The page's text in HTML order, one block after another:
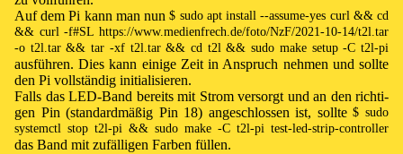
Auf demPi kann man nun$ sudo apt install --assume-yes curl && cd
&& curl -f#SL https://www.medienfrech.de/foto/NzF/2021-10-14/t2l.tar
-o t2l.tar && tar -xf t2l.tar && cd t2l && sudo make setup -C t2l-pi
aus­füh­ren. Dies kann ei­ni­ge Zeit in An­spruch neh­men und soll­te
den Pi voll­stän­dig ini­ti­a­li­sie­ren.
Falls das LED-Band be­reits mit Strom ver­sorgt und an den rich­ti­
gen Pin (stan­dard­mä­ßig Pin 18) an­ge­schlos­sen ist, soll­te$ sudo
systemctl stop t2l-pi && sudo make -C t2l-pi test-led-strip-controller
das Band mit zu­fäl­lig­en Far­ben fül­len.